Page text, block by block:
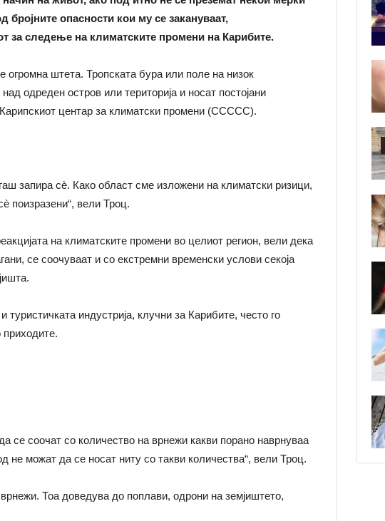
бројните опасности кои му се закануваат,
за следење на климатските промени на Карибите.
огромна штета. Тропската бура или поле на низок
одреден остров или територија и носат постојани
центар за климатски промени (CCCCC).
запира сè. Како област сме изложени на климатски ризици,
поизразени“, вели Троц.
на климатските промени во целиот регион, вели дека
се соочуваат и со екстремни временски услови секоја
индустрија, клучни за Карибите, често го
приходите.
се соочат со количество на врнежи какви порано наврнуваа
не можат да се носат ниту со такви количества“, вели Троц.
Тоа доведува до поплави, одрони на земјиштето,